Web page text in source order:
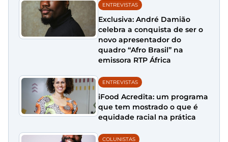
ENTREVISTAS
Exclusiva: André Damião
celebra a conquista de ser o
novo apresentador do
quadro “Afro Brasil” na
emissora RTP África
ENTREVISTAS
iFood Acredita: um programa
que tem mostrado o que é
equidade racial na prática
COLUNISTAS